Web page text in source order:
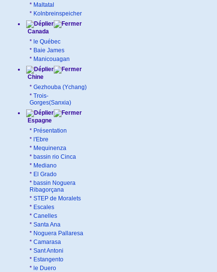
* Maltatal
* Kolnbreinspeicher
Canada
* le Québec
* Baie James
* Manicouagan
Chine
* Gezhouba (Ychang)
* Trois-
Gorges(Sanxia)
Espagne
* Présentation
* l'Ebre
* Mequinenza
* bassin rio Cinca
* Mediano
* El Grado
* bassin Noguera
Ribagorçana
* STEP de Moralets
* Escales
* Canelles
* Santa Ana
* Noguera Pallaresa
* Camarasa
* Sant Antoni
* Estangento
* le Duero